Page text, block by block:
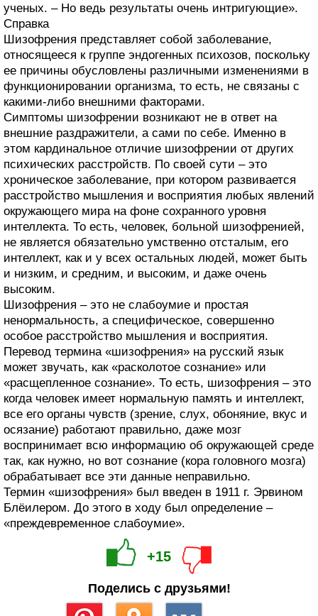
ученых. – Но ведь результаты очень интригующие».
Справка
Шизофрения представляет собой заболевание,
относящееся к группе эндогенных психозов, поскольку
ее причины обусловлены различными изменениями в
функционировании организма, то есть, не связаны с
какими-либо внешними факторами.
Симптомы шизофрении возникают не в ответ на
внешние раздражители, а сами по себе. Именно в
этом кардинальное отличие шизофрении от других
психических расстройств. По своей сути – это
хроническое заболевание, при котором развивается
расстройство мышления и восприятия любых явлений
окружающего мира на фоне сохранного уровня
интеллекта. То есть, человек, больной шизофренией,
не является обязательно умственно отсталым, его
интеллект, как и у всех остальных людей, может быть
и низким, и средним, и высоким, и даже очень
высоким.
Шизофрения – это не слабоумие и простая
ненормальность, а специфическое, совершенно
особое расстройство мышления и восприятия.
Перевод термина «шизофрения» на русский язык
может звучать, как «расколотое сознание» или
«расщепленное сознание». То есть, шизофрения – это
когда человек имеет нормальную память и интеллект,
все его органы чувств (зрение, слух, обоняние, вкус и
осязание) работают правильно, даже мозг
воспринимает всю информацию об окружающей среде
так, как нужно, но вот сознание (кора головного мозга)
обрабатывает все эти данные неправильно.
Термин «шизофрения» был введен в 1911 г. Эрвином
Блёилером. До этого в ходу был определение –
«преждевременное слабоумие».
+15
Поделись с друзьями!